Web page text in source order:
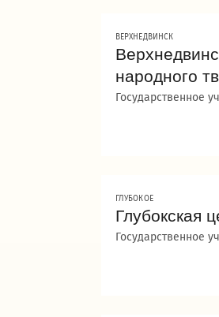
ВЕРХНЕДВИНСК
народного
Государственное
ГЛУБОКОЕ
Глубокская
Государственное